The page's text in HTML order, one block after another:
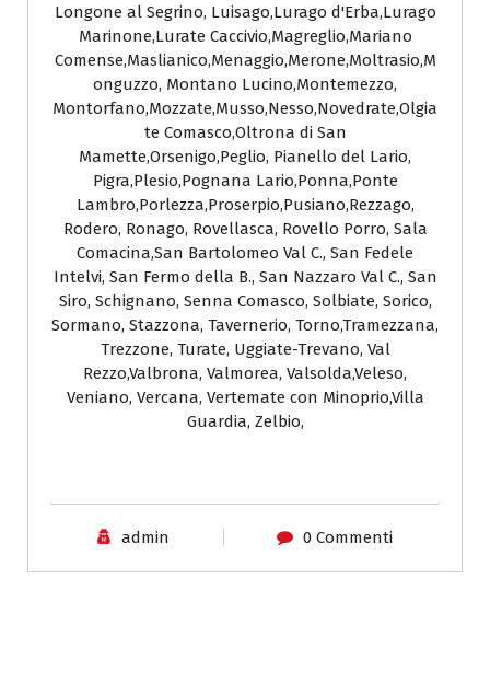
Longone al Segrino, Luisago,Lurago d'Erba,Lurago
Marinone,Lurate Caccivio,Magreglio,Mariano
Comense,Maslianico,Menaggio,Merone,Moltrasio,M
onguzzo, Montano Lucino,Montemezzo,
Montorfano,Mozzate,Musso,Nesso,Novedrate,Olgia
te Comasco,Oltrona di San
Mamette,Orsenigo,Peglio, Pianello del Lario,
Pigra,Plesio,Pognana Lario,Ponna,Ponte
Lambro,Porlezza,Proserpio,Pusiano,Rezzago,
Rodero, Ronago, Rovellasca, Rovello Porro, Sala
Comacina,San Bartolomeo Val C., San Fedele
Intelvi, San Fermo della B., San Nazzaro Val C., San
Siro, Schignano, Senna Comasco, Solbiate, Sorico,
Sormano, Stazzona, Tavernerio, Torno,Tramezzana,
Trezzone, Turate, Uggiate-Trevano, Val
Rezzo,Valbrona, Valmorea, Valsolda,Veleso,
Veniano, Vercana, Vertemate con Minoprio,Villa
Guardia, Zelbio,
admin 0 Commenti